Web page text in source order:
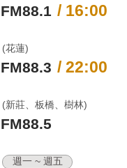
FM88.1 / 16:00
(花蓮)
FM88.3 / 22:00
(新莊、板橋、樹林)
FM88.5
週一 ~ 週五